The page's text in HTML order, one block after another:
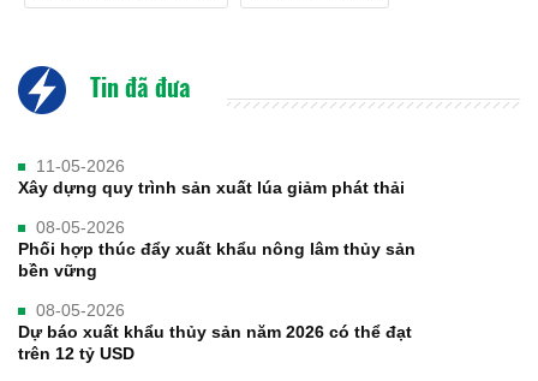
Tin đã đưa
11-05-2026
Xây dựng quy trình sản xuất lúa giảm phát thải
08-05-2026
Phối hợp thúc đẩy xuất khẩu nông lâm thủy sản
bền vững
08-05-2026
Dự báo xuất khẩu thủy sản năm 2026 có thể đạt
trên 12 tỷ USD